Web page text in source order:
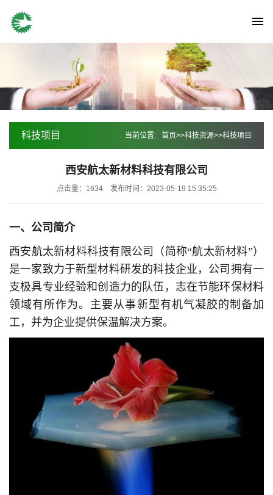
科技项目 当前位置: 首页>>科技资源>>科技项目
西安航太新材料科技有限公司
点击量：1634 发布时间：2023-05-19 15:35:25
一、公司简介
西安航太新材料科技有限公司（简称“航太新材料”）
是一家致力于新型材料研发的科技企业，公司拥有一
支极具专业经验和创造力的队伍，志在节能环保材料
领域有所作为。主要从事新型有机气凝胶的制备加
工，并为企业提供保温解决方案。